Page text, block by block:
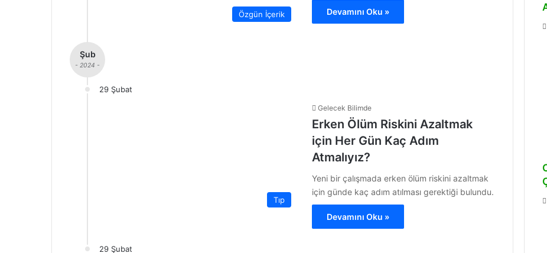
Özgün İçerik Devamını Oku »
Şub
- 2024 -
29 Şubat
Tıp
Gelecek Bilimde
Erken Ölüm Riskini Azaltmak
için Her Gün Kaç Adım
Atmalıyız?
Yeni bir çalışmada erken ölüm riskini azaltmak
için günde kaç adım atılması gerektiği bulundu.
Devamını Oku »
29 Şubat